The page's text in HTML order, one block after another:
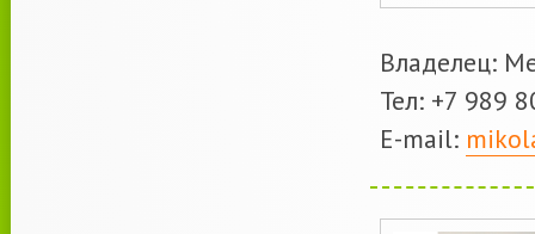
Владелец:
Тел: +7 989
Е-mail: